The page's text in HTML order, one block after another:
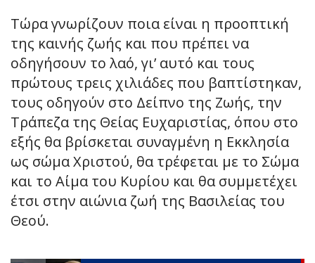
Τώρα γνωρίζουν ποια είναι η προοπτική
της καινής ζωής και που πρέπει να
οδηγήσουν το λαό, γι’ αυτό και τους
πρώτους τρεις χιλιάδες που βαπτίστηκαν,
τους οδηγούν στο Δείπνο της Ζωής, την
Τράπεζα της Θείας Ευχαριστίας, όπου στο
εξής θα βρίσκεται συναγμένη η Εκκλησία
ως σώμα Χριστού, θα τρέφεται με το Σώμα
και το Αίμα του Κυρίου και θα συμμετέχει
έτσι στην αιώνια ζωή της Βασιλείας του
Θεού.